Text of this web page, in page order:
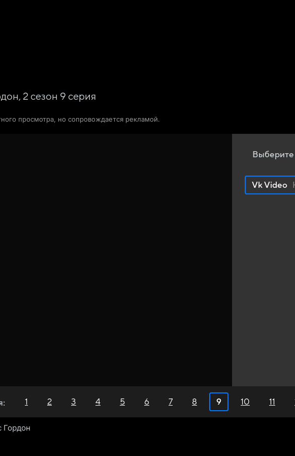
2 сезон 9 серия
просмотра, но сопровождается рекламой.
Выберите
Vk Video
1 2 3 4 5 6 7 8 9 10 11
Гордон